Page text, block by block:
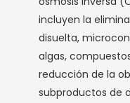
incluyen la
disuelta,
algas,
reducción de la
subproductos de